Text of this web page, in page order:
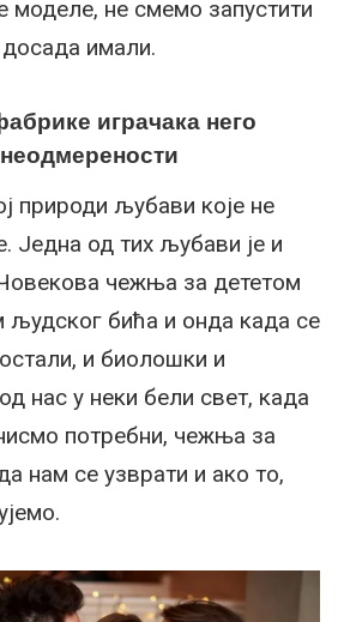
моделе, не смемо запустити
имали.
играчака него
природи љубави које не
Једна од тих љубави је и
чежња за дететом
људског бића и онда када се
и биолошки и
нас у неки бели свет, када
потребни, чежња за
нам се узврати и ако то,